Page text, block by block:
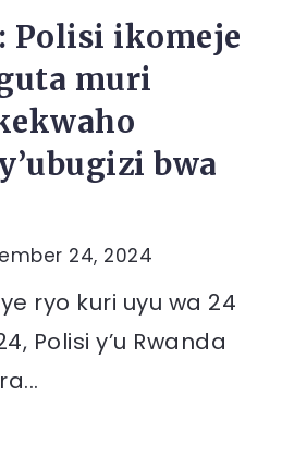
Polisi ikomeje
muri
bwa
24, 2024
ryo kuri uyu wa 24
Polisi y’u Rwanda